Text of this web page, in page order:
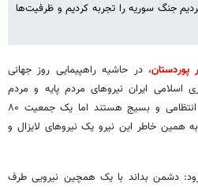
کردیم جنگ سوریه را تجربه کردیم و ظرفیت‌ها
پوردستان، در حاشیه راهپیمایی روز جهانی
ایران نیروهای مردم پایه و مردم
محور هستند، ارتش، سپاه، نیروی انتظامی و بسیج هستند اما یک جمعیت ۸۰
همین خاطر این نیرو یک نیروهای لایزال و
دشمن بداند با یک همچین نیرویی طرف